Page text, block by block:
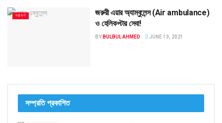
পরামর্শ
জরুরী এয়ার অ্যাম্বুলেন্স (Air ambulance)
ও হেলিকপ্টার সেবা!
BY BULBUL AHMED JUNE 13, 2021
সম্প্রতি প্রকাশিত